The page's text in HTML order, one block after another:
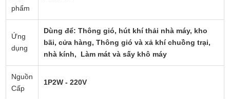
phẩm
Ứng
dụng
Dùng để: Thông gió, hút khí thải nhà máy, kho
bãi, cửa hàng, Thông gió và xả khí chuồng trại,
nhà kính, Làm mát và sấy khô máy
Nguồn
Cấp
1P2W - 220V